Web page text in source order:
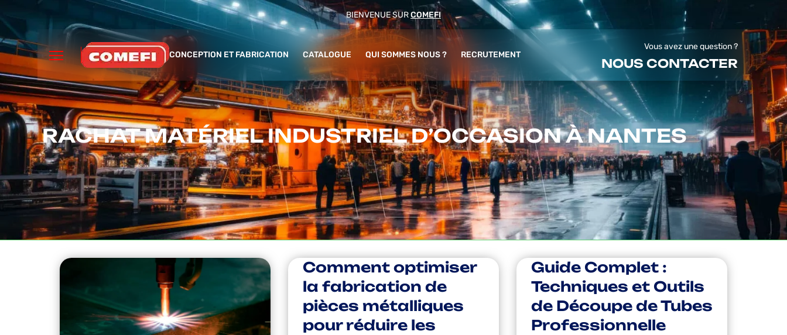
BIENVENUE SURCOMEFI
CONCEPTION ET FABRICATION CATALOGUE QUI SOMMES NOUS ? RECRUTEMENT
Vous avez une question ?
NOUS CONTACTER
RACHAT MATÉRIEL INDUSTRIEL D’OCCASION À NANTES
Comment optimiser
la fabrication de
pièces métalliques
pour réduire les
Guide Complet :
Techniques et Outils
de Découpe de Tubes
Professionnelle